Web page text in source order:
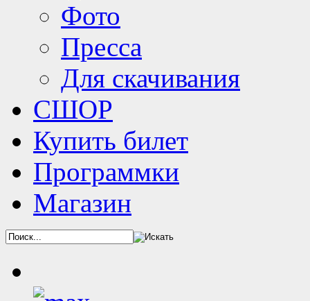
Фото
Пресса
Для скачивания
СШОР
Купить билет
Программки
Магазин